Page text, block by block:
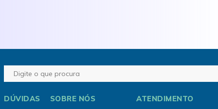
DÚVIDAS SOBRE NÓS ATENDIMENTO